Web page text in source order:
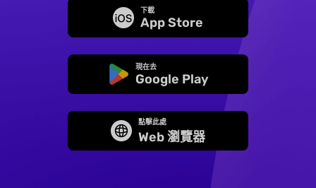
下載
App Store
現在去
Google Play
點擊此處
Web 瀏覽器